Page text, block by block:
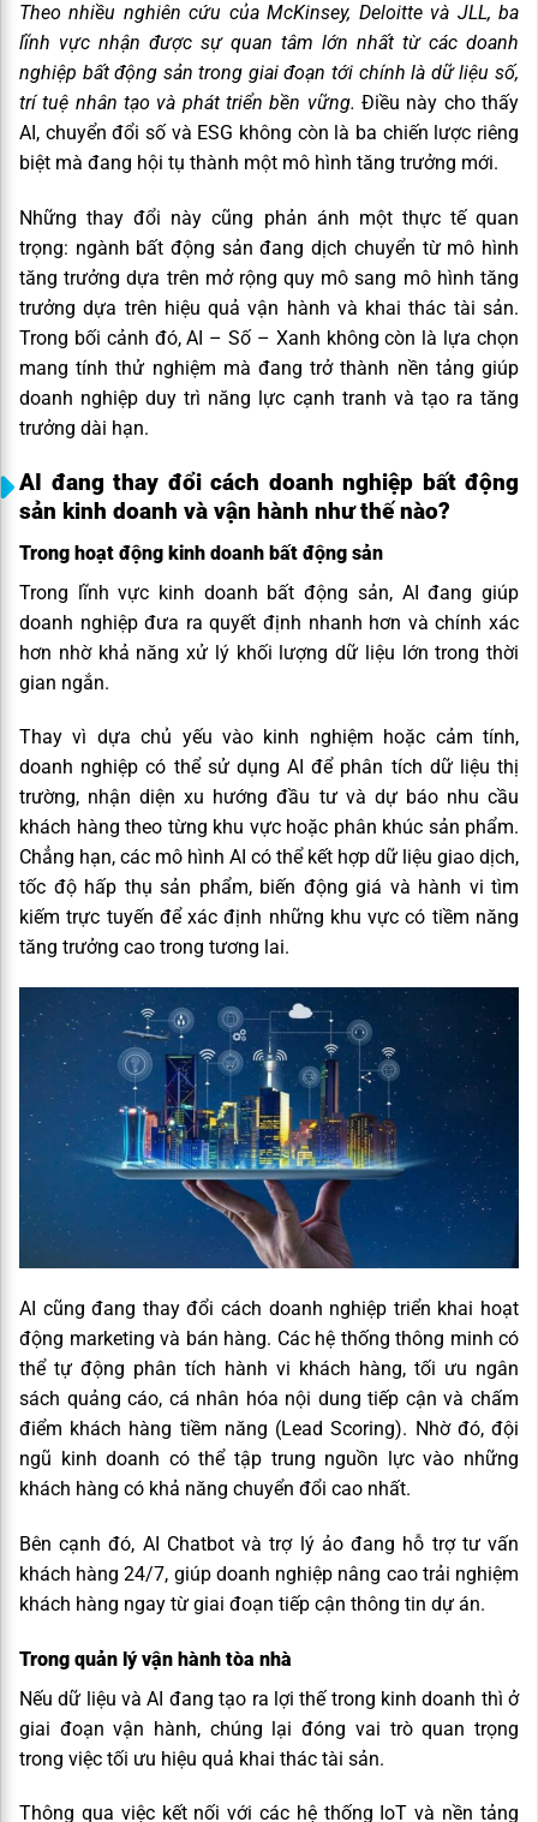
Theo nhiều nghiên cứu của McKinsey, Deloitte và JLL, ba
lĩnh vực nhận được sự quan tâm lớn nhất từ các doanh
nghiệp bất động sản trong giai đoạn tới chính là dữ liệu số,
trí tuệ nhân tạo và phát triển bền vững. Điều này cho thấy
AI, chuyển đổi số và ESG không còn là ba chiến lược riêng
biệt mà đang hội tụ thành một mô hình tăng trưởng mới.
Những thay đổi này cũng phản ánh một thực tế quan
trọng: ngành bất động sản đang dịch chuyển từ mô hình
tăng trưởng dựa trên mở rộng quy mô sang mô hình tăng
trưởng dựa trên hiệu quả vận hành và khai thác tài sản.
Trong bối cảnh đó, AI – Số – Xanh không còn là lựa chọn
mang tính thử nghiệm mà đang trở thành nền tảng giúp
doanh nghiệp duy trì năng lực cạnh tranh và tạo ra tăng
trưởng dài hạn.
AI đang thay đổi cách doanh nghiệp bất động
sản kinh doanh và vận hành như thế nào?
Trong hoạt động kinh doanh bất động sản
Trong lĩnh vực kinh doanh bất động sản, AI đang giúp
doanh nghiệp đưa ra quyết định nhanh hơn và chính xác
hơn nhờ khả năng xử lý khối lượng dữ liệu lớn trong thời
gian ngắn.
Thay vì dựa chủ yếu vào kinh nghiệm hoặc cảm tính,
doanh nghiệp có thể sử dụng AI để phân tích dữ liệu thị
trường, nhận diện xu hướng đầu tư và dự báo nhu cầu
khách hàng theo từng khu vực hoặc phân khúc sản phẩm.
Chẳng hạn, các mô hình AI có thể kết hợp dữ liệu giao dịch,
tốc độ hấp thụ sản phẩm, biến động giá và hành vi tìm
kiếm trực tuyến để xác định những khu vực có tiềm năng
tăng trưởng cao trong tương lai.
AI cũng đang thay đổi cách doanh nghiệp triển khai hoạt
động marketing và bán hàng. Các hệ thống thông minh có
thể tự động phân tích hành vi khách hàng, tối ưu ngân
sách quảng cáo, cá nhân hóa nội dung tiếp cận và chấm
điểm khách hàng tiềm năng (Lead Scoring). Nhờ đó, đội
ngũ kinh doanh có thể tập trung nguồn lực vào những
khách hàng có khả năng chuyển đổi cao nhất.
Bên cạnh đó, AI Chatbot và trợ lý ảo đang hỗ trợ tư vấn
khách hàng 24/7, giúp doanh nghiệp nâng cao trải nghiệm
khách hàng ngay từ giai đoạn tiếp cận thông tin dự án.
Trong quản lý vận hành tòa nhà
Nếu dữ liệu và AI đang tạo ra lợi thế trong kinh doanh thì ở
giai đoạn vận hành, chúng lại đóng vai trò quan trọng
trong việc tối ưu hiệu quả khai thác tài sản.
Thông qua việc kết nối với các hệ thống IoT và nền tảng